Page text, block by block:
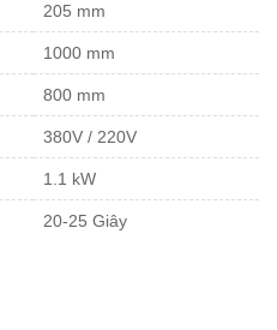
205 mm
1000 mm
800 mm
380V / 220V
1.1 kW
20-25 Giây